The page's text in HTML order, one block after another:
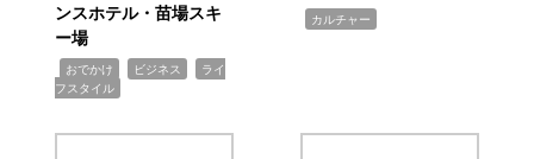
ンスホテル・苗場スキ
ー場
おでかけ ビジネス
ライ
フスタイル
カルチャー